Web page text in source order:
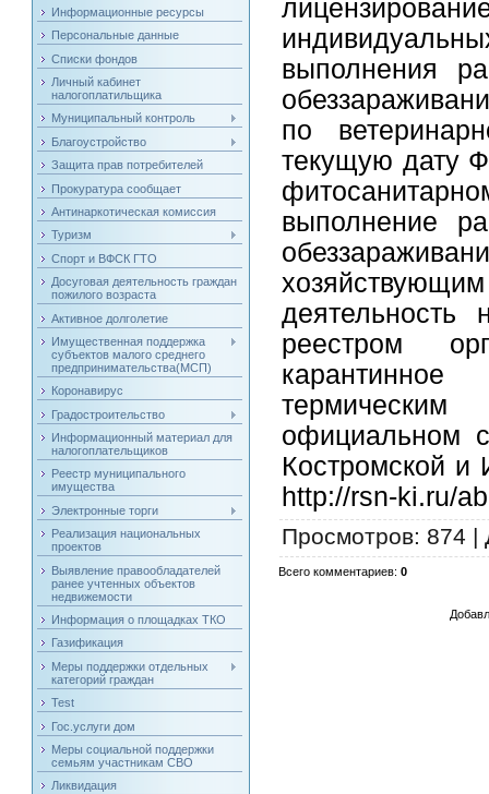
Информационные ресурсы
Персональные данные
Списки фондов
Личный кабинет
налогоплатильщика
Муниципальный контроль
Благоустройство
Защита прав потребителей
Прокуратура сообщает
Антинаркотическая комиссия
Туризм
Спорт и ВФСК ГТО
Досуговая деятельность граждан
пожилого возраста
Активное долголетие
Имущественная поддержка
субъектов малого среднего
предпринимательства(МСП)
Коронавирус
Градостроительство
Информационный материал для
налогоплательщиков
Реестр муниципального
имущества
Электронные торги
Реализация национальных
проектов
Выявление правообладателей
ранее учтенных объектов
недвижемости
Информация о площадках ТКО
Газификация
Меры поддержки отдельных
категорий граждан
Test
Гос.услуги дом
Меры социальной поддержки
семьям участникам СВО
Ликвидация
выполнения
по
текущую дату
выполнение
деятельность
реестром
официальном
Костромской и
http://rsn-ki.ru/
Просмотров: 874 |
Всего комментариев:0